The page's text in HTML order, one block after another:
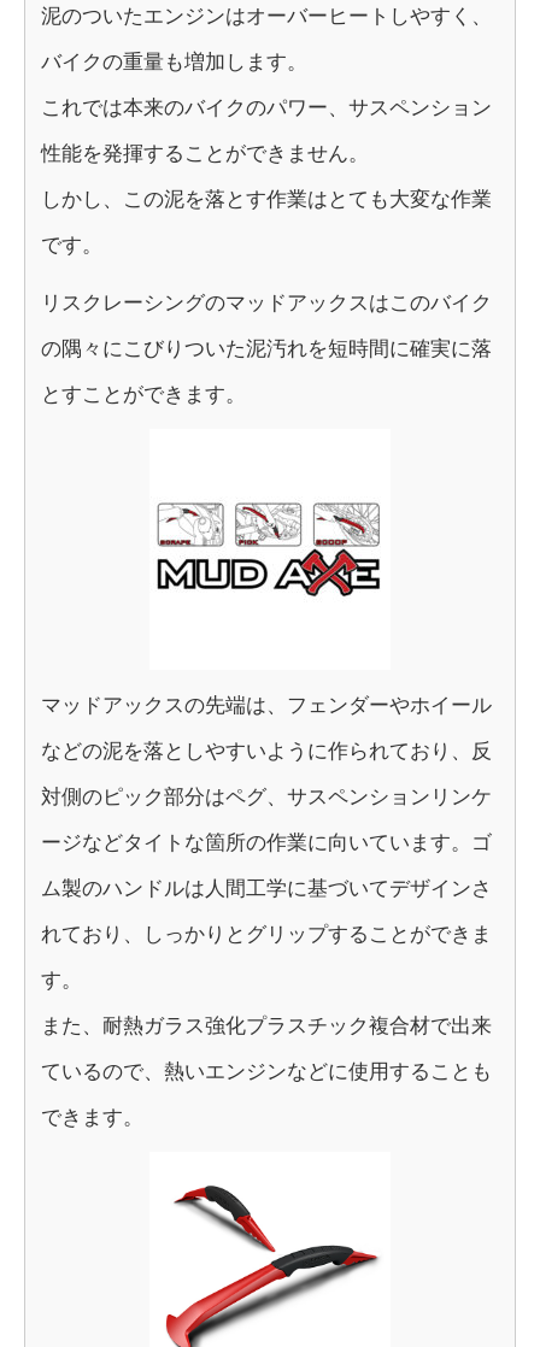
泥のついたエンジンはオーバーヒートしやすく、
バイクの重量も増加します。
これでは本来のバイクのパワー、サスペンション
性能を発揮することができません。
しかし、この泥を落とす作業はとても大変な作業
です。
リスクレーシングのマッドアックスはこのバイク
の隅々にこびりついた泥汚れを短時間に確実に落
とすことができます。
マッドアックスの先端は、フェンダーやホイール
などの泥を落としやすいように作られており、反
対側のピック部分はペグ、サスペンションリンケ
ージなどタイトな箇所の作業に向いています。ゴ
ム製のハンドルは人間工学に基づいてデザインさ
れており、しっかりとグリップすることができま
す。
また、耐熱ガラス強化プラスチック複合材で出来
ているので、熱いエンジンなどに使用することも
できます。